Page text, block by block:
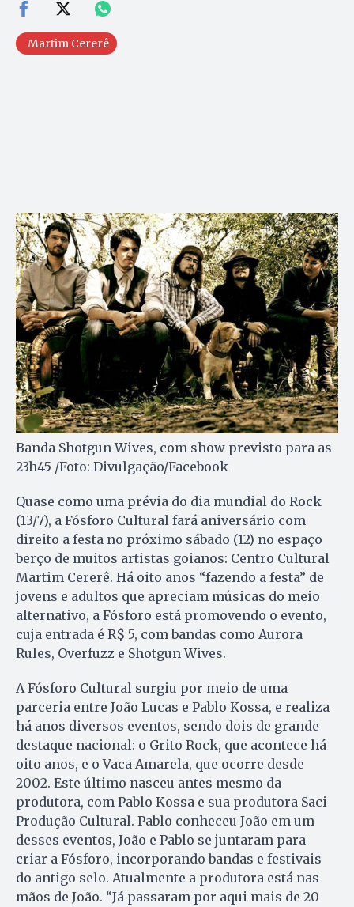
Martim Cererê
Banda Shotgun Wives, com show previsto para as
23h45 /Foto: Divulgação/Facebook
Quase como uma prévia do dia mundial do Rock
(13/7), a Fósforo Cultural fará aniversário com
direito a festa no próximo sábado (12) no espaço
berço de muitos artistas goianos: Centro Cultural
Martim Cererê. Há oito anos “fazendo a festa” de
jovens e adultos que apreciam músicas do meio
alternativo, a Fósforo está promovendo o evento,
cuja entrada é R$ 5, com bandas como Aurora
Rules, Overfuzz e Shotgun Wives.
A Fósforo Cultural surgiu por meio de uma
parceria entre João Lucas e Pablo Kossa, e realiza
há anos diversos eventos, sendo dois de grande
destaque nacional: o Grito Rock, que acontece há
oito anos, e o Vaca Amarela, que ocorre desde
2002. Este último nasceu antes mesmo da
produtora, com Pablo Kossa e sua produtora Saci
Produção Cultural. Pablo conheceu João em um
desses eventos, João e Pablo se juntaram para
criar a Fósforo, incorporando bandas e festivais
do antigo selo. Atualmente a produtora está nas
mãos de João. “Já passaram por aqui mais de 20